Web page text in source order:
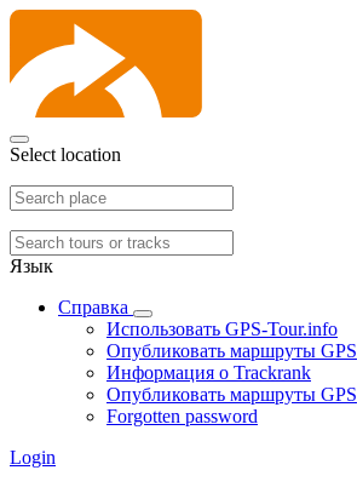
Select location
Язык
Справка
Использовать GPS-Tour.info
Опубликовать маршруты GPS
Информация о Trackrank
Опубликовать маршруты GPS
Forgotten password
Login